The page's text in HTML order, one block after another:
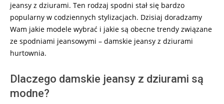
jeansy z dziurami. Ten rodzaj spodni stał się bardzo
popularny w codziennych stylizacjach. Dzisiaj doradzamy
Wam jakie modele wybrać i jakie są obecne trendy związane
ze spodniami jeansowymi – damskie jeansy z dziurami
hurtownia.
Dlaczego damskie jeansy z dziurami są
modne?